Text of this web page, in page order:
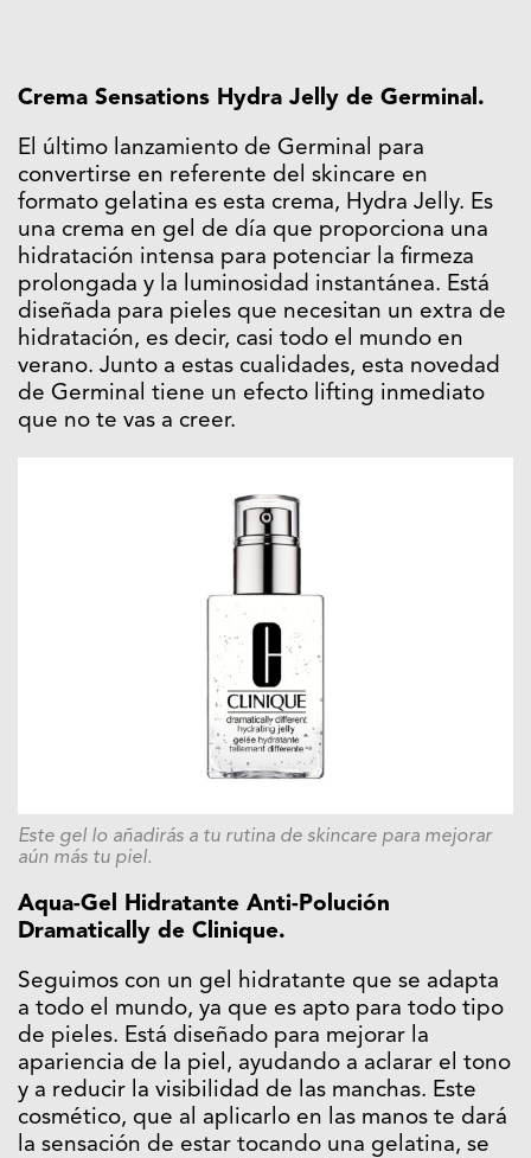
Crema Sensations Hydra Jelly de Germinal.
El último lanzamiento de Germinal para
convertirse en referente del skincare en
formato gelatina es esta crema, Hydra Jelly. Es
una crema en gel de día que proporciona una
hidratación intensa para potenciar la firmeza
prolongada y la luminosidad instantánea. Está
diseñada para pieles que necesitan un extra de
hidratación, es decir, casi todo el mundo en
verano. Junto a estas cualidades, esta novedad
de Germinal tiene un efecto lifting inmediato
que no te vas a creer.
Este gel lo añadirás a tu rutina de skincare para mejorar
aún más tu piel.
Aqua-Gel Hidratante Anti-Polución
Dramatically de Clinique.
Seguimos con un gel hidratante que se adapta
a todo el mundo, ya que es apto para todo tipo
de pieles. Está diseñado para mejorar la
apariencia de la piel, ayudando a aclarar el tono
y a reducir la visibilidad de las manchas. Este
cosmético, que al aplicarlo en las manos te dará
la sensación de estar tocando una gelatina, se